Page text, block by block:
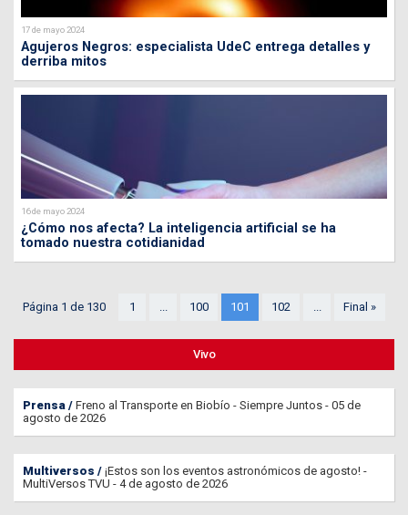
17 de mayo 2024
Agujeros Negros: especialista UdeC entrega detalles y
derriba mitos
16 de mayo 2024
¿Cómo nos afecta? La inteligencia artificial se ha
tomado nuestra cotidianidad
Página 1 de 130 1 ... 100 101 102 ... Final »
Vivo
Prensa
Freno al Transporte en Biobío - Siempre Juntos - 05 de
agosto de 2026
Multiversos
¡Estos son los eventos astronómicos de agosto! -
MultiVersos TVU - 4 de agosto de 2026